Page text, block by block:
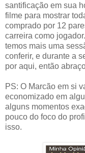
santificação em sua
filme para mostrar
comprado por 12
carreira como
temos mais uma
conferir, e durante a
por aqui, então
PS: O Marcão em si
economizado em
alguns momentos
pouco do foco do
isso.